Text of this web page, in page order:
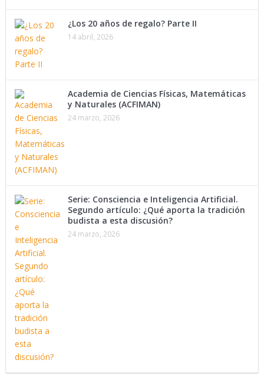
¿Los 20 años de regalo? Parte II
14 abril, 2026
Academia de Ciencias Físicas, Matemáticas
y Naturales (ACFIMAN)
24 marzo, 2026
Serie: Consciencia e Inteligencia Artificial.
Segundo artículo: ¿Qué aporta la tradición
budista a esta discusión?
24 marzo, 2026